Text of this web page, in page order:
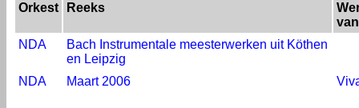
Orkest Reeks
van
NDA
Bach Instrumentale meesterwerken uit Köthen
en Leipzig
NDA
Maart 2006